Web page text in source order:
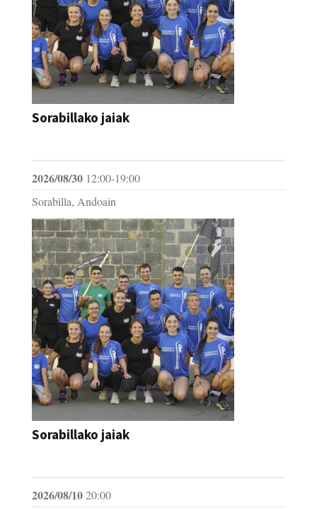
Sorabillako jaiak
2026/08/30 12:00-19:00
Sorabilla, Andoain
Sorabillako jaiak
2026/08/1020:00